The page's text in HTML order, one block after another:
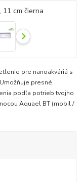
pre nanoakváriá s
presné
podľa potrieb tvojho
Aquael BT (mobil /